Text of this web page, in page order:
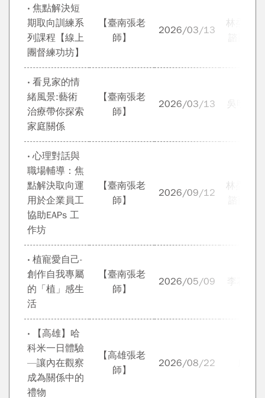
‧ 焦點解決短
期取向訓練系
列課程【線上
團督練功坊】
【臺南張老
師】
2026/03/13
林烝增
‧ 看見家的情
緒風景:藝術
治療帶你探索
家庭關係
【臺南張老
師】
2026/03/13 吳明富
‧ 心理對話與
職場輔導：焦
點解決取向運
用於企業員工
協助EAPs 工
作坊
【臺南張老
師】
2026/09/12
林烝增
‧ 植寵愛自己-
創作自我專屬
的「植」感生
活
【臺南張老
師】
2026/05/09 李花環
‧ 【高雄】哈
科米一日體驗
—讓內在觀察
成為關係中的
禮物
【高雄張老
師】
2026/08/22